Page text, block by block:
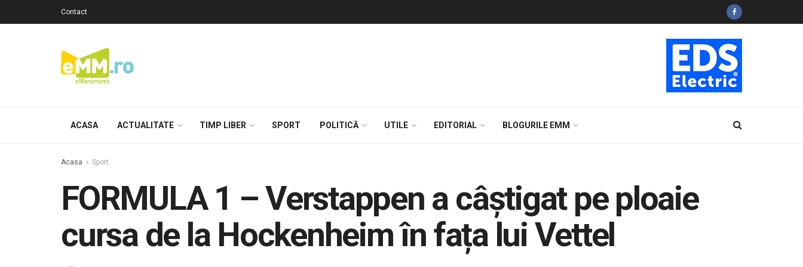
Contact
ACASA ACTUALITATE TIMP LIBER SPORT POLITICĂ UTILE EDITORIAL BLOGURILE EMM
Acasa Sport
FORMULA 1 – Verstappen a câștigat pe ploaie
cursa de la Hockenheim în fața lui Vettel